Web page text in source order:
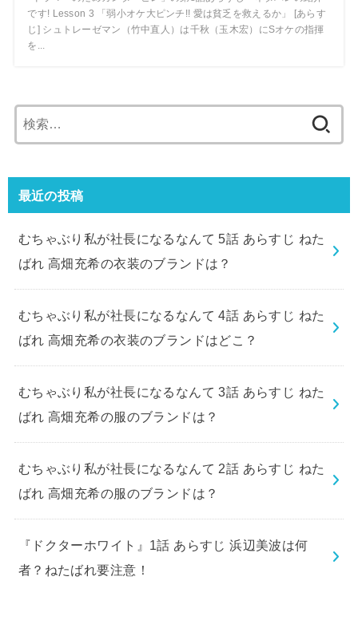
です! Lesson 3 「弱小オケ大ピンチ!! 愛は貧乏を救えるか」 [あらす
じ] シュトレーゼマン（竹中直人）は千秋（玉木宏）にSオケの指揮
を...
索:
最近の投稿
むちゃぶり私が社長になるなんて 5話 あらすじ ねた
ばれ 高畑充希の衣装のブランドは？
むちゃぶり私が社長になるなんて 4話 あらすじ ねた
ばれ 高畑充希の衣装のブランドはどこ？
むちゃぶり私が社長になるなんて 3話 あらすじ ねた
ばれ 高畑充希の服のブランドは？
むちゃぶり私が社長になるなんて 2話 あらすじ ねた
ばれ 高畑充希の服のブランドは？
『ドクターホワイト』1話 あらすじ 浜辺美波は何
者？ねたばれ要注意！